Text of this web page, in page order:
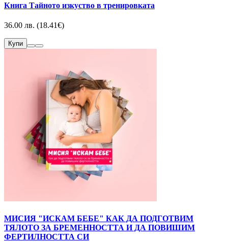
Книга Тайното изкуство в тренировката
36.00 лв. (18.41€)
Купи
МИСИЯ "ИСКАМ БЕБЕ" КАК ДА ПОДГОТВИМ
ТЯЛОТО ЗА БРЕМЕННОСТТА И ДА ПОВИШИМ
ФЕРТИЛНОСТТА СИ